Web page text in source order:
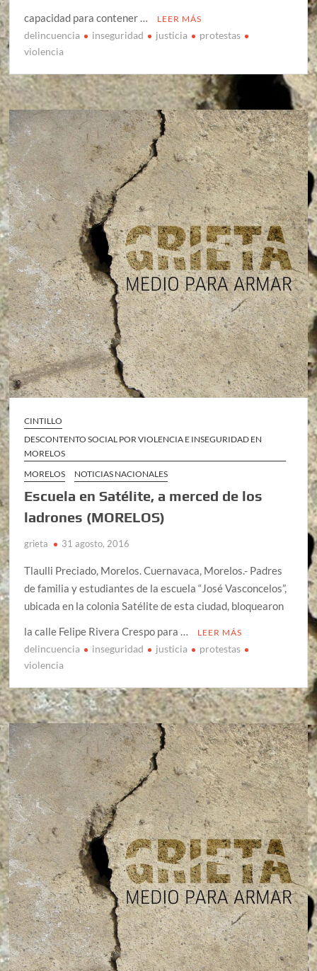
capacidad para contener … LEER MÁS
delincuencia inseguridad justicia
protestas
violencia
CINTILLO
DESCONTENTO SOCIAL POR VIOLENCIA E INSEGURIDAD EN
MORELOS
MORELOS
NOTICIAS NACIONALES
Escuela en Satélite, a merced de los
ladrones (MORELOS)
grieta 31 agosto, 2016
Tlaulli Preciado, Morelos. Cuernavaca, Morelos.- Padres
de familia y estudiantes de la escuela “José Vasconcelos”,
ubicada en la colonia Satélite de esta ciudad, bloquearon
la calle Felipe Rivera Crespo para …
LEER MÁS
delincuencia inseguridad justicia
protestas
violencia